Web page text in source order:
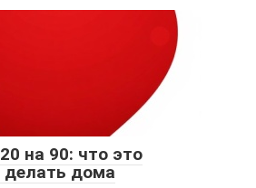
на 90: что это
делать дома